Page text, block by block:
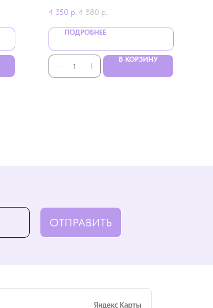
4 350 р. 4 880 р.
ПОДРОБНЕЕ
В КОРЗИНУ
ОТПРАВИТЬ